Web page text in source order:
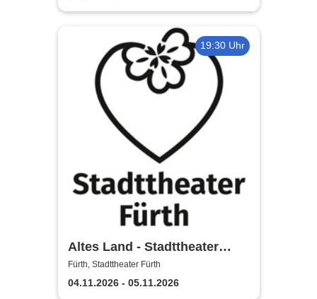
19:30 Uhr
Altes Land - Stadttheater
Fürth
Fürth, Stadttheater Fürth
04.11.2026 - 05.11.2026